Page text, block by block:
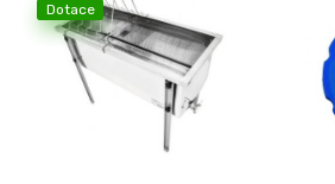
Dotace